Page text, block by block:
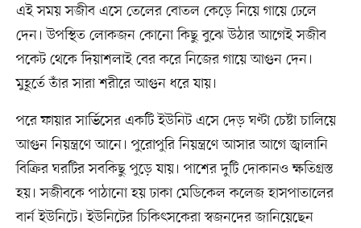
এই সময় সজীব এসে তেলের বোতল কেড়ে নিয়ে গায়ে ঢেলে
দেন। উপস্থিত লোকজন কোনো কিছু বুঝে উঠার আগেই সজীব
পকেট থেকে দিয়াশলাই বের করে নিজের গায়ে আগুন দেন।
মুহূর্তে তাঁর সারা শরীরে আগুন ধরে যায়।
পরে ফায়ার সার্ভিসের একটি ইউনিট এসে দেড় ঘণ্টা চেষ্টা চালিয়ে
আগুন নিয়ন্ত্রণে আনে। পুরোপুরি নিয়ন্ত্রণে আসার আগে জ্বালানি
বিক্রির ঘরটির সবকিছু পুড়ে যায়। পাশের দুটি দোকানও ক্ষতিগ্রস্ত
হয়। সজীবকে পাঠানো হয় ঢাকা মেডিকেল কলেজ হাসপাতালের
বার্ন ইউনিটে। ইউনিটের চিকিৎসকেরা স্বজনদের জানিয়েছেন